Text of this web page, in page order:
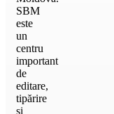
SBM
este
un
centru
important
de
editare,
tipărire
și